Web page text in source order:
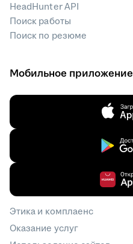
HeadHunter API
Поиск работы
Поиск по резюме
Мобильное приложение
Этика и комплаенс
Оказание услуг